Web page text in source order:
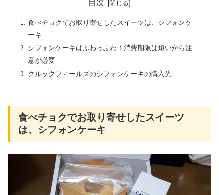
目次
食べチョクでお取り寄せしたスイーツは、シフォンケ
ーキ
シフォンケーキはふわっふわ！消費期限は短いから注
意が必要
クルックフィールズのシフォンケーキの購入先
食べチョクでお取り寄せしたスイーツ
は、シフォンケーキ